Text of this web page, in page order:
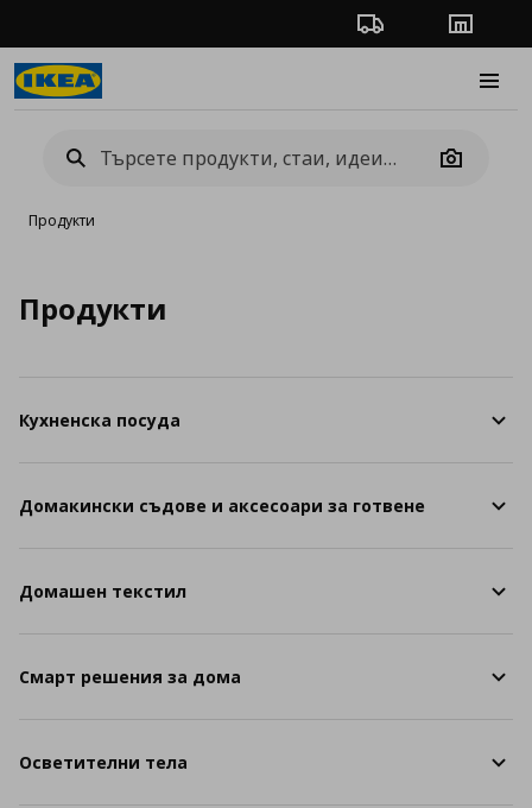
Проследяване на
Camera
Продукти
Продукти
Кухненска посуда
Домакински съдове и аксесоари за готвене
Домашен текстил
Смарт решения за дома
Осветителни тела